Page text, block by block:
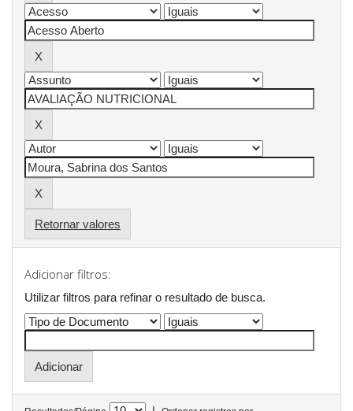
Retornar valores
Adicionar filtros:
Utilizar filtros para refinar o resultado de busca.